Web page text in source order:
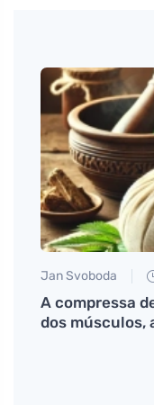
Jan Svoboda
A compressa
dos músculos,